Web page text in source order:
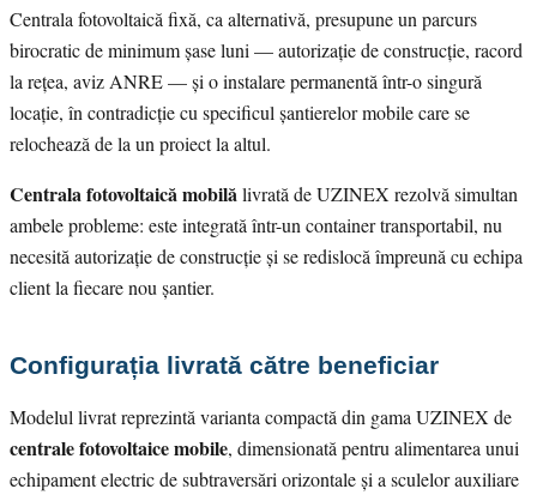
Centrala fotovoltaică fixă, ca alternativă, presupune un parcurs
birocratic de minimum șase luni — autorizație de construcție, racord
la rețea, aviz ANRE — și o instalare permanentă într-o singură
locație, în contradicție cu specificul șantierelor mobile care se
relochează de la un proiect la altul.
Centrala fotovoltaică mobilă livrată de UZINEX rezolvă simultan
ambele probleme: este integrată într-un container transportabil, nu
necesită autorizație de construcție și se redislocă împreună cu echipa
client la fiecare nou șantier.
Configurația livrată către beneficiar
Modelul livrat reprezintă varianta compactă din gama UZINEX de
centrale fotovoltaice mobile, dimensionată pentru alimentarea unui
echipament electric de subtraversări orizontale și a sculelor auxiliare